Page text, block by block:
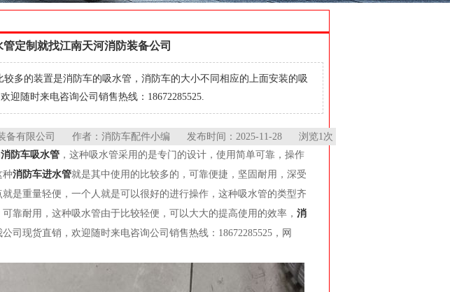
定制就找江南天河消防装备公司
多的装置是消防车的吸水管，消防车的大小不同相应的上面安装的吸
迎随时来电咨询公司销售热线：18672285525.
装备有限公司 作者：消防车配件小编 发布时间：2025-11-28 浏览1次
消防车吸水管 ，这种吸水管采用的是专门的设计，使用简单可靠，操作
种消防车进水管就是其中使用的比较多的，可靠便捷，坚固耐用，深受
就是重量轻便，一个人就是可以很好的进行操作，这种吸水管的类型齐
靠耐用，这种吸水管由于比较轻便，可以大大的提高使用的效率， 消
司现货直销，欢迎随时来电咨询公司销售热线：18672285525，网